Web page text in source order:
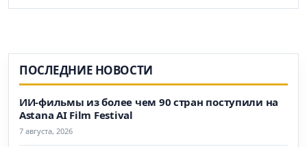
ПОСЛЕДНИЕ НОВОСТИ
ИИ-фильмы из более чем 90 стран поступили на
Astana AI Film Festival
7 августа, 2026